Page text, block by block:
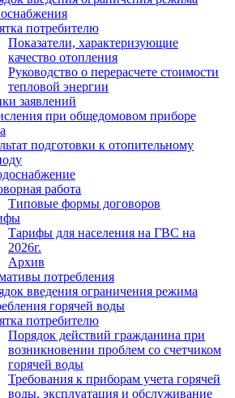
потребителю
Показатели, характеризующие
качество отопления
Руководство о перерасчете стоимости
тепловой энергии
заявлений
при общедомовом приборе
подготовки к отопительному
работа
Типовые формы договоров
Тарифы для населения на ГВС на
2026г.
Архив
потребления
введения ограничения режима
горячей воды
потребителю
Порядок действий гражданина при
возникновении проблем со счетчиком
горячей воды
Требования к приборам учета горячей
воды, эксплуатация и обслуживание